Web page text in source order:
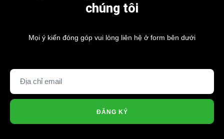
chúng tôi
Mọi ý kiến đóng góp vui lòng liên hệ ở form bên dưới
ĐĂNG KÝ